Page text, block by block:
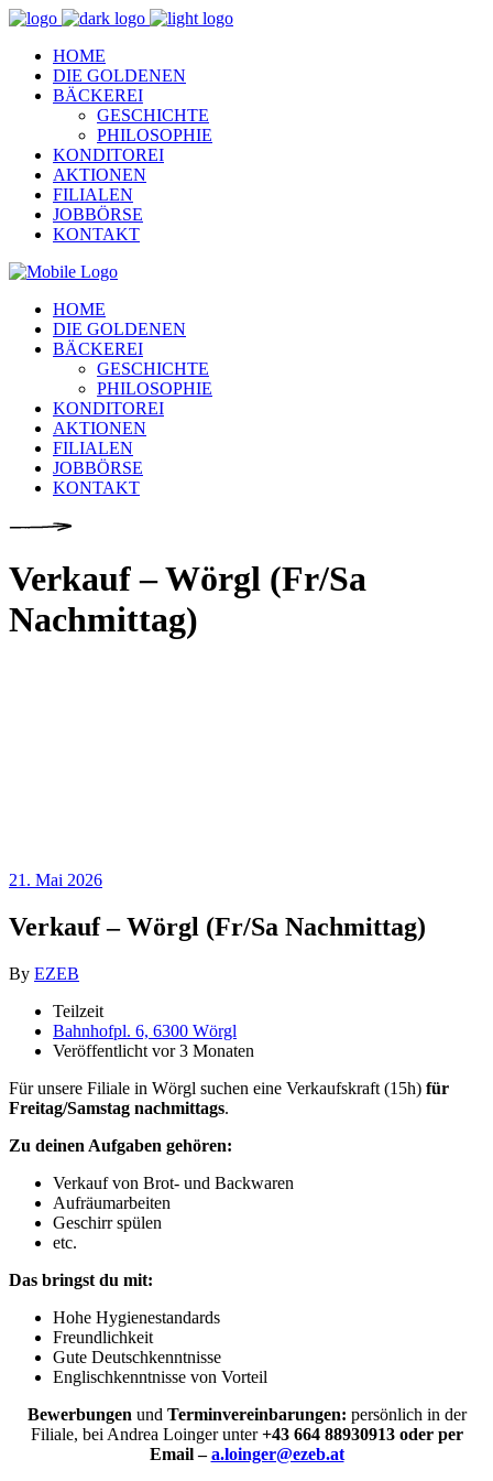
HOME
DIE GOLDENEN
BÄCKEREI
GESCHICHTE
PHILOSOPHIE
KONDITOREI
AKTIONEN
FILIALEN
JOBBÖRSE
KONTAKT
HOME
DIE GOLDENEN
BÄCKEREI
GESCHICHTE
PHILOSOPHIE
KONDITOREI
AKTIONEN
FILIALEN
JOBBÖRSE
KONTAKT
Verkauf – Wörgl (Fr/Sa
Nachmittag)
21. Mai 2026
Verkauf – Wörgl (Fr/Sa Nachmittag)
By EZEB
Teilzeit
Bahnhofpl. 6, 6300 Wörgl
Veröffentlicht vor 3 Monaten
Für unsere Filiale in Wörgl suchen eine Verkaufskraft (15h) für
Freitag/Samstag nachmittags.
Zu deinen Aufgaben gehören:
Verkauf von Brot- und Backwaren
Aufräumarbeiten
Geschirr spülen
etc.
Das bringst du mit:
Hohe Hygienestandards
Freundlichkeit
Gute Deutschkenntnisse
Englischkenntnisse von Vorteil
Bewerbungen und Terminvereinbarungen: persönlich in der
Filiale, bei Andrea Loinger unter+43 664 88930913 oder per
Email –a.loinger@ezeb.at